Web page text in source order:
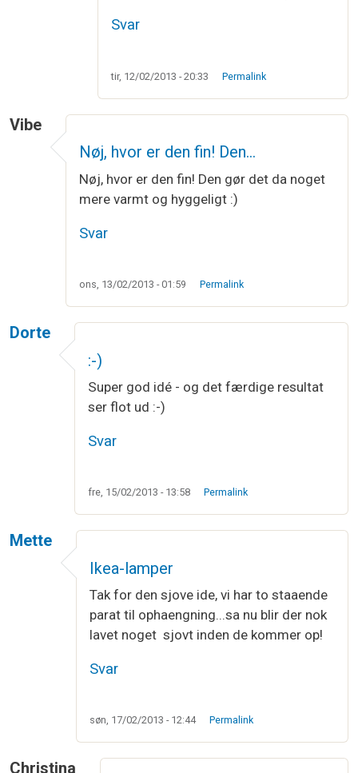
Svar
tir, 12/02/2013 - 20:33 Permalink
Vibe
Nøj, hvor er den fin! Den…
Nøj, hvor er den fin! Den gør det da noget
mere varmt og hyggeligt :)
Svar
ons, 13/02/2013 - 01:59 Permalink
Dorte
:-)
Super god idé - og det færdige resultat
ser flot ud :-)
Svar
fre, 15/02/2013 - 13:58 Permalink
Mette
Ikea-lamper
Tak for den sjove ide, vi har to staaende
parat til ophaengning...sa nu blir der nok
lavet noget sjovt inden de kommer op!
Svar
søn, 17/02/2013 - 12:44 Permalink
Christina